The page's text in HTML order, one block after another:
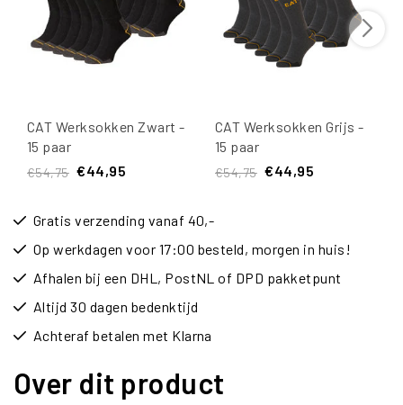
CAT Werksokken Zwart -
15 paar
€54,75 €44,95
CAT Werksokken Grijs -
15 paar
€54,75 €44,95
Gratis verzending vanaf 40,-
Op werkdagen voor 17:00 besteld, morgen in huis!
Afhalen bij een DHL, PostNL of DPD pakketpunt
Altijd 30 dagen bedenktijd
Achteraf betalen met Klarna
Over dit product